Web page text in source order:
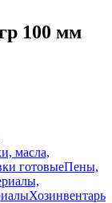
100 мм
масла,
готовыеПены,
Хозинвентарь